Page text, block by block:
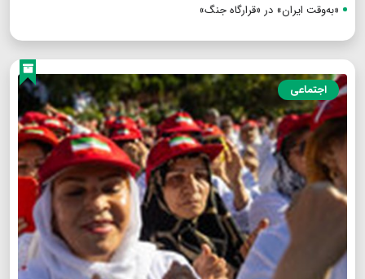
«به‌وقت ایران» در «قرارگاه جنگ»
اجتماعی